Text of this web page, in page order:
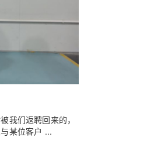
我们返聘回来的，
某位客户 ...